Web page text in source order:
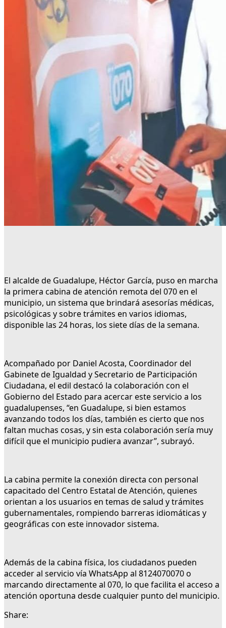
El alcalde de Guadalupe, Héctor García, puso en marcha
la primera cabina de atención remota del 070 en el
municipio, un sistema que brindará asesorías médicas,
psicológicas y sobre trámites en varios idiomas,
disponible las 24 horas, los siete días de la semana.
Acompañado por Daniel Acosta, Coordinador del
Gabinete de Igualdad y Secretario de Participación
Ciudadana, el edil destacó la colaboración con el
Gobierno del Estado para acercar este servicio a los
guadalupenses, “en Guadalupe, si bien estamos
avanzando todos los días, también es cierto que nos
faltan muchas cosas, y sin esta colaboración sería muy
difícil que el municipio pudiera avanzar”, subrayó.
La cabina permite la conexión directa con personal
capacitado del Centro Estatal de Atención, quienes
orientan a los usuarios en temas de salud y trámites
gubernamentales, rompiendo barreras idiomáticas y
geográficas con este innovador sistema.
Además de la cabina física, los ciudadanos pueden
acceder al servicio vía WhatsApp al 8124070070 o
marcando directamente al 070, lo que facilita el acceso a
atención oportuna desde cualquier punto del municipio.
Share: